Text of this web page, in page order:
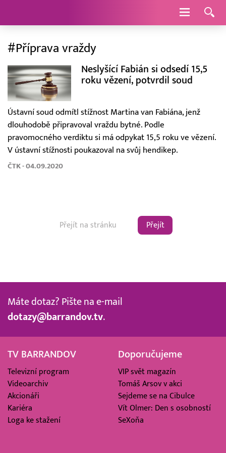
Navigace
#Příprava vraždy
Neslyšící Fabián si odsedí 15,5
roku vězení, potvrdil soud
Ústavní soud odmítl stížnost Martina van Fabiána, jenž
dlouhodobě připravoval vraždu bytné. Podle
pravomocného verdiktu si má odpykat 15,5 roku ve vězení.
V ústavní stížnosti poukazoval na svůj hendikep.
ČTK - 04.09.2020
Přejít
Máte dotaz? Pište na e-mail
dotazy@barrandov.tv.
TV BARRANDOV
Televizní program
Videoarchiv
Akcionáři
Kariéra
Loga ke stažení
Doporučujeme
VIP svět magazín
Tomáš Arsov v akci
Sejdeme se na Cibulce
Vít Olmer: Den s osobností
SeXoňa